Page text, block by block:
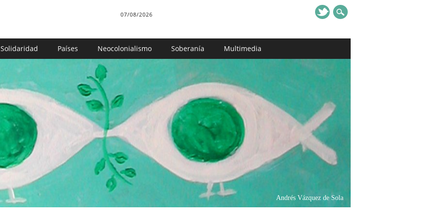
07/08/2026
Solidaridad Países Neocolonialismo Soberanía Multimedia
Andrés Vázquez de Sola